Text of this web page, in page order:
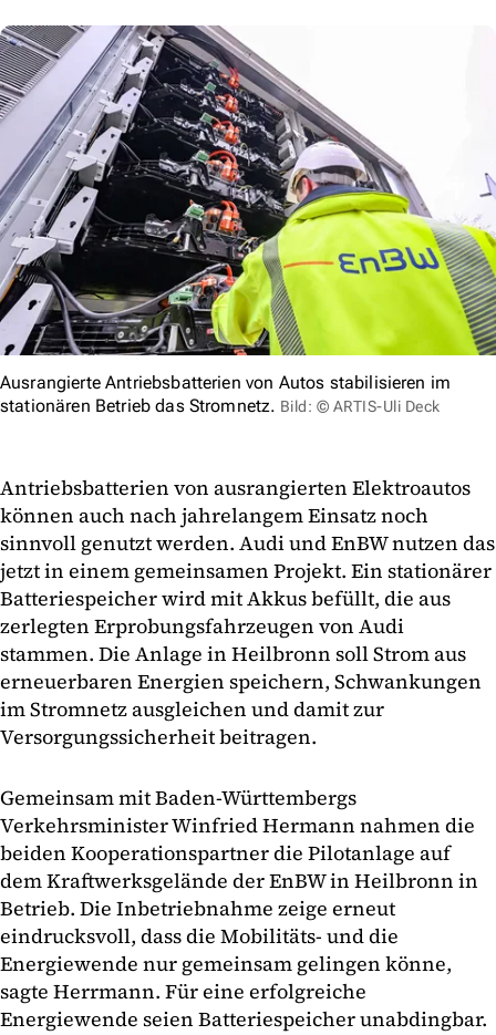
Ausrangierte Antriebsbatterien von Autos stabilisieren im
stationären Betrieb das Stromnetz. Bild: © ARTIS-Uli Deck
Antriebsbatterien von ausrangierten Elektroautos
können auch nach jahrelangem Einsatz noch
sinnvoll genutzt werden. Audi und EnBW nutzen das
jetzt in einem gemeinsamen Projekt. Ein stationärer
Batteriespeicher wird mit Akkus befüllt, die aus
zerlegten Erprobungsfahrzeugen von Audi
stammen. Die Anlage in Heilbronn soll Strom aus
erneuerbaren Energien speichern, Schwankungen
im Stromnetz ausgleichen und damit zur
Versorgungssicherheit beitragen.
Gemeinsam mit Baden-Württembergs
Verkehrsminister Winfried Hermann nahmen die
beiden Kooperationspartner die Pilotanlage auf
dem Kraftwerksgelände der EnBW in Heilbronn in
Betrieb. Die Inbetriebnahme zeige erneut
eindrucksvoll, dass die Mobilitäts- und die
Energiewende nur gemeinsam gelingen könne,
sagte Herrmann. Für eine erfolgreiche
Energiewende seien Batteriespeicher unabdingbar.